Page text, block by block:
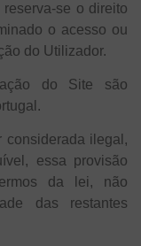
se o direito
o acesso ou
do Utilizador.
do Site são
considerada ilegal,
essa provisão
da lei, não
das restantes